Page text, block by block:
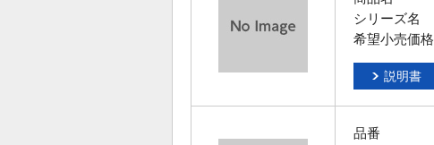
シリーズ名
希望小売価格
説明書
品番